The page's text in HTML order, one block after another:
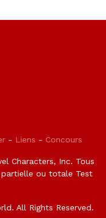
- Liens - Concours
Characters, Inc. Tous
ou totale Test
All Rights Reserved.